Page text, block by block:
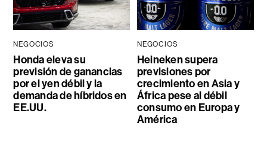
NEGOCIOS
Honda eleva su
previsión de ganancias
por el yen débil y la
demanda de híbridos en
EE.UU.
NEGOCIOS
Heineken supera
previsiones por
crecimiento en Asia y
África pese al débil
consumo en Europa y
América